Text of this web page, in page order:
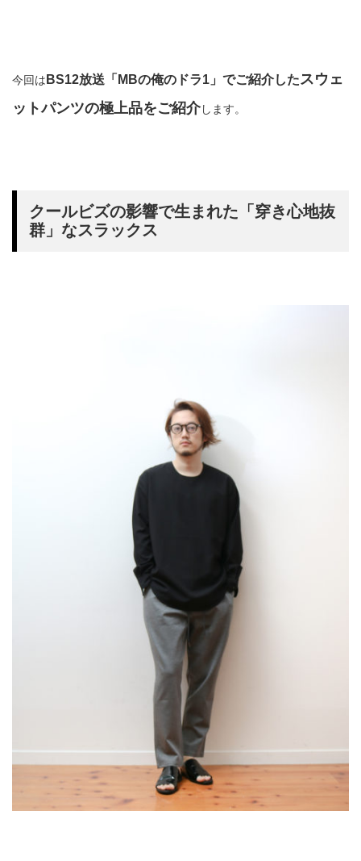
今回は BS12放送「MBの俺のドラ1」でご紹介したスウェ
ットパンツの極上品をご紹介します。
クールビズの影響で生まれた「穿き心地抜
群」なスラックス